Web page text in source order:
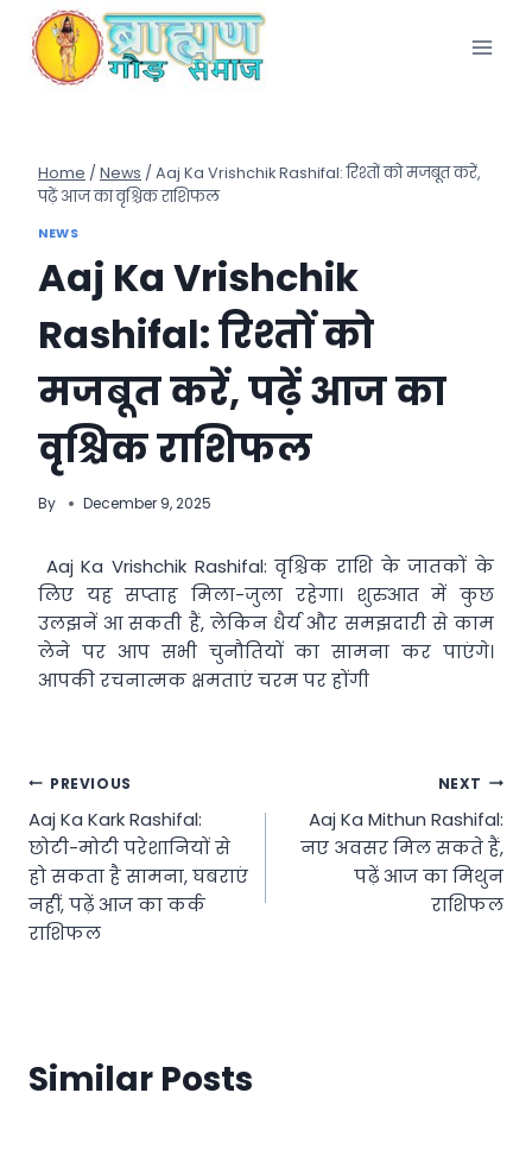
content
Home / News / Aaj Ka Vrishchik Rashifal: रिश्तों को मजबूत करें,
पढ़ें आज का वृश्चिक राशिफल
NEWS
Aaj Ka Vrishchik
Rashifal: रिश्तों को
मजबूत करें, पढ़ें आज का
वृश्चिक राशिफल
By December 9, 2025
Aaj Ka Vrishchik Rashifal: वृश्चिक राशि के जातकों के
लिए यह सप्ताह मिला-जुला रहेगा। शुरुआत में कुछ
उलझनें आ सकती हैं, लेकिन धैर्य और समझदारी से काम
लेने पर आप सभी चुनौतियों का सामना कर पाएंगे।
आपकी रचनात्मक क्षमताएं चरम पर होंगी
Post
navigation
PREVIOUS
Aaj Ka Kark Rashifal:
छोटी-मोटी परेशानियों से
हो सकता है सामना, घबराएं
नहीं, पढ़ें आज का कर्क
राशिफल
NEXT
Aaj Ka Mithun Rashifal:
नए अवसर मिल सकते हैं,
पढ़ें आज का मिथुन
राशिफल
Similar Posts